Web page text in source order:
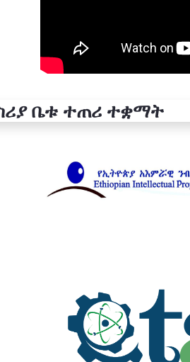
ቤቱ ተጠሪ ተቋማት